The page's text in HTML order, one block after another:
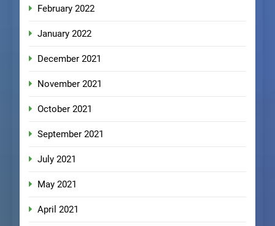
February 2022
January 2022
December 2021
November 2021
October 2021
September 2021
July 2021
May 2021
April 2021